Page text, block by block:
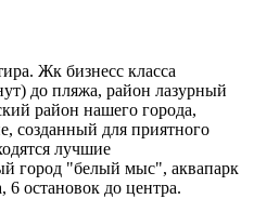
Жк бизнесс класса
до пляжа, район лазурный
район нашего города,
созданный для приятного
лучшие
город "белый мыс", аквапарк
6 остановок до центра.